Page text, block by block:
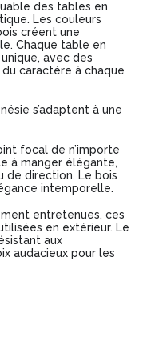
des tables en
Les couleurs
créent une
Chaque table en
avec des
caractère à chaque
s’adaptent à une
focal de n’importe
à manger élégante,
de direction. Le bois
intemporelle.
entretenues, ces
en extérieur. Le
aux
audacieux pour les